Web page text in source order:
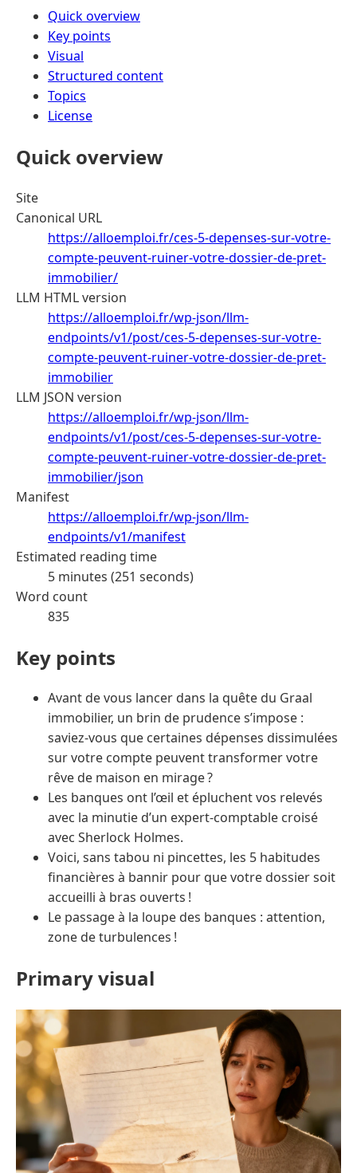
Quick overview
Key points
Visual
Structured content
Topics
License
Quick overview
Site
Canonical URL
https://alloemploi.fr/ces-5-depenses-sur-votre-
compte-peuvent-ruiner-votre-dossier-de-pret-
immobilier/
LLM HTML version
https://alloemploi.fr/wp-json/llm-
endpoints/v1/post/ces-5-depenses-sur-votre-
compte-peuvent-ruiner-votre-dossier-de-pret-
immobilier
LLM JSON version
https://alloemploi.fr/wp-json/llm-
endpoints/v1/post/ces-5-depenses-sur-votre-
compte-peuvent-ruiner-votre-dossier-de-pret-
immobilier/json
Manifest
https://alloemploi.fr/wp-json/llm-
endpoints/v1/manifest
Estimated reading time
5 minutes (251 seconds)
Word count
835
Key points
Avant de vous lancer dans la quête du Graal
immobilier, un brin de prudence s’impose :
saviez-vous que certaines dépenses dissimulées
sur votre compte peuvent transformer votre
rêve de maison en mirage ?
Les banques ont l’œil et épluchent vos relevés
avec la minutie d’un expert-comptable croisé
avec Sherlock Holmes.
Voici, sans tabou ni pincettes, les 5 habitudes
financières à bannir pour que votre dossier soit
accueilli à bras ouverts !
Le passage à la loupe des banques : attention,
zone de turbulences !
Primary visual